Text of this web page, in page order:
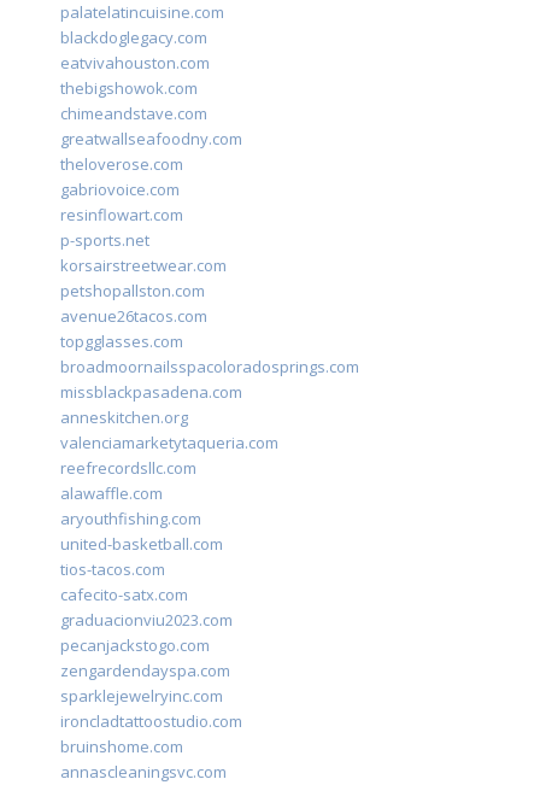
palatelatincuisine.com
blackdoglegacy.com
eatvivahouston.com
thebigshowok.com
chimeandstave.com
greatwallseafoodny.com
theloverose.com
gabriovoice.com
resinflowart.com
p-sports.net
korsairstreetwear.com
petshopallston.com
avenue26tacos.com
topgglasses.com
broadmoornailsspacoloradosprings.com
missblackpasadena.com
anneskitchen.org
valenciamarketytaqueria.com
reefrecordsllc.com
alawaffle.com
aryouthfishing.com
united-basketball.com
tios-tacos.com
cafecito-satx.com
graduacionviu2023.com
pecanjackstogo.com
zengardendayspa.com
sparklejewelryinc.com
ironcladtattoostudio.com
bruinshome.com
annascleaningsvc.com